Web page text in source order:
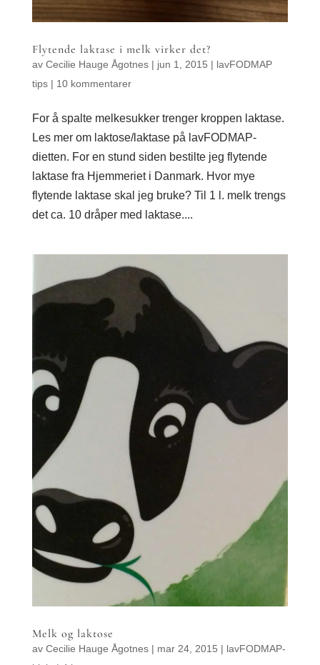
Flytende laktase i melk virker det?
av Cecilie Hauge Ågotnes| jun 1, 2015 | lavFODMAP
tips| 10 kommentarer
For å spalte melkesukker trenger kroppen laktase.
Les mer om laktose/laktase på lavFODMAP-
dietten. For en stund siden bestilte jeg flytende
laktase fra Hjemmeriet i Danmark. Hvor mye
flytende laktase skal jeg bruke? Til 1 l. melk trengs
det ca. 10 dråper med laktase....
Melk og laktose
av Cecilie Hauge Ågotnes| mar 24, 2015 | lavFODMAP-